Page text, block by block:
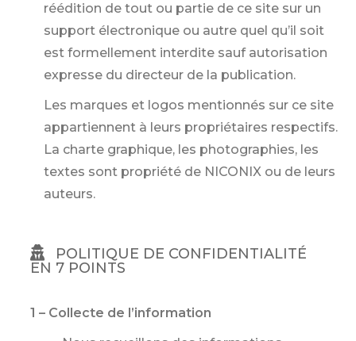
réédition de tout ou partie de ce site sur un
support électronique ou autre quel qu’il soit
est formellement interdite sauf autorisation
expresse du directeur de la publication.
Les marques et logos mentionnés sur ce site
appartiennent à leurs propriétaires respectifs.
La charte graphique, les photographies, les
textes sont propriété de NICONIX ou de leurs
auteurs.
POLITIQUE DE CONFIDENTIALITÉ
EN 7 POINTS
1 – Collecte de l’information